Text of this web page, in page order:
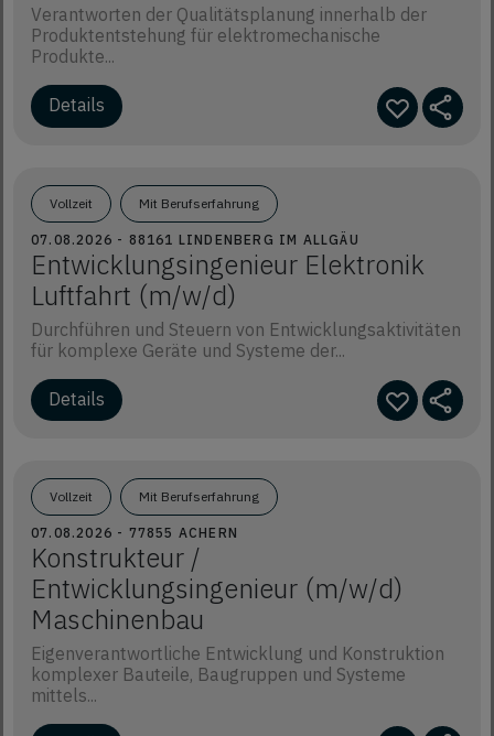
Verantworten der Qualitätsplanung innerhalb der
Produktentstehung für elektromechanische
Produkte...
Details
Vollzeit Mit Berufserfahrung
07.08.2026 - 88161 LINDENBERG IM ALLGÄU
Entwicklungsingenieur Elektronik
Luftfahrt (m/w/d)
Durchführen und Steuern von Entwicklungsaktivitäten
für komplexe Geräte und Systeme der...
Details
Vollzeit Mit Berufserfahrung
07.08.2026 - 77855 ACHERN
Konstrukteur /
Entwicklungsingenieur (m/w/d)
Maschinenbau
Eigenverantwortliche Entwicklung und Konstruktion
komplexer Bauteile, Baugruppen und Systeme
mittels...